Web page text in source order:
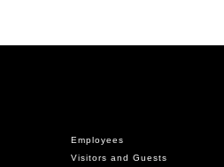
Employees
Visitors and Guests